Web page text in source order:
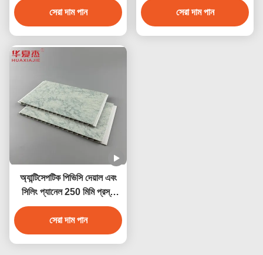
সেরা দাম পান
সেরা দাম পান
অ্যান্টিসেপটিক পিভিসি দেয়াল এবং
সিলিং প্যানেল 250 মিমি প্রস্থ
জলরোধী অ্যান্টিকোরোসিভ
সেরা দাম পান